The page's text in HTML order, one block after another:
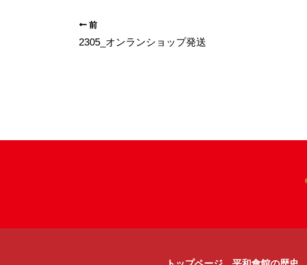
前
2305_オンランショップ発送